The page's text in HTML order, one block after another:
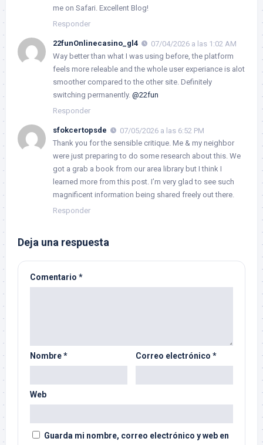
me on Safari. Excellent Blog!
Responder
22funOnlinecasino_gl4
07/04/2026 a las 1:02 AM
Way better than what I was using before, the platform
feels more releable and the whole user experiance is alot
smoother compared to the other site. Definitely
switching permanently. @22fun
Responder
sfokcertopsde
07/05/2026 a las 6:52 PM
Thank you for the sensible critique. Me & my neighbor
were just preparing to do some research about this. We
got a grab a book from our area library but I think I
learned more from this post. I’m very glad to see such
magnificent information being shared freely out there.
Responder
Deja una respuesta
Comentario *
Nombre* Correo electrónico *
Web
Guarda mi nombre, correo electrónico y web en